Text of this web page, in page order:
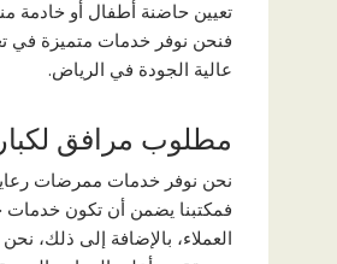
تعيين حاضنة أطفال أو خادمة
فنحن نوفر خدمات متميزة في
عالية الجودة في الرياض.
مطلوب مرافق
نحن نوفر خدمات ممرضات
فمكتبنا يضمن أن تكون خدمات
العملاء، بالإضافة إلى